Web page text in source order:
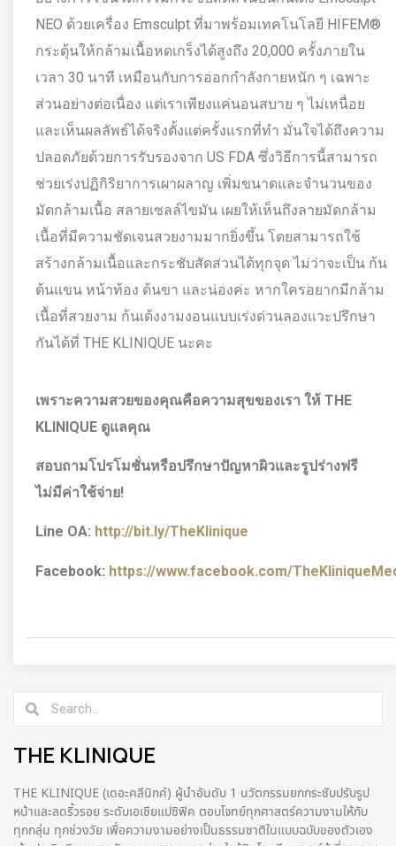
NEO ด้วยเครื่อง Emsculpt ที่มาพร้อมเทคโนโลยี HIFEM®
กระตุ้นให้กล้ามเนื้อหดเกร็งได้สูงถึง 20,000 ครั้งภายใน
เวลา 30 นาที เหมือนกับการออกกำลังกายหนัก ๆ เฉพาะ
ส่วนอย่างต่อเนื่อง แต่เราเพียงแค่นอนสบาย ๆ ไม่เหนื่อย
และเห็นผลลัพธ์ได้จริงตั้งแต่ครั้งแรกที่ทำ มั่นใจได้ถึงความ
ปลอดภัยด้วยการรับรองจาก US FDA ซึ่งวิธีการนี้สามารถ
ช่วยเร่งปฏิกิริยาการเผาผลาญ เพิ่มขนาดและจำนวนของ
มัดกล้ามเนื้อ สลายเซลล์ไขมัน เผยให้เห็นถึงลายมัดกล้าม
เนื้อที่มีความชัดเจนสวยงามมากยิ่งขึ้น โดยสามารถใช้
สร้างกล้ามเนื้อและกระชับสัดส่วนได้ทุกจุด ไม่ว่าจะเป็น ก้น
ต้นแขน หน้าท้อง ต้นขา และน่องค่ะ หากใครอยากมีกล้าม
เนื้อที่สวยงาม ก้นเด้งงามงอนแบบเร่งด่วนลองแวะปรึกษา
กันได้ที่ THE KLINIQUE นะคะ
เพราะความสวยของคุณคือความสุขของเรา ให้ THE
KLINIQUE ดูแลคุณ
สอบถามโปรโมชั่นหรือปรึกษาปัญหาผิวและรูปร่างฟรี
ไม่มีค่าใช้จ่าย!
Line OA: http://bit.ly/TheKlinique
Facebook: https://www.facebook.com/
THE KLINIQUE
THE KLINIQUE (เดอะคลีนิกค์) ผู้นำอันดับ 1 นวัตกรรมยกกระชับปรับรูป
หน้าและลดริ้วรอย ระดับเอเชียแปซิฟิค ตอบโจทย์ทุกศาสตร์ความงามให้กับ
ทุกกลุ่ม ทุกช่วงวัย เพื่อความงามอย่างเป็นธรรมชาติในแบบฉบับของตัวเอง